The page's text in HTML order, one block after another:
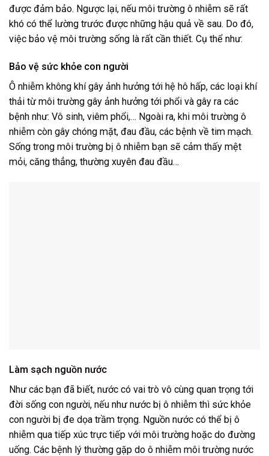
được đảm bảo. Ngược lại, nếu môi trường ô nhiễm sẽ rất
khó có thể lường trước được những hậu quả về sau. Do đó,
việc bảo vệ môi trường sống là rất cần thiết. Cụ thể như:
Bảo vệ sức khỏe con người
Ô nhiễm không khí gây ảnh hưởng tới hệ hô hấp, các loại khí
thải từ môi trường gây ảnh hưởng tới phổi và gây ra các
bệnh như: Vô sinh, viêm phổi,… Ngoài ra, khi môi trường ô
nhiễm còn gây chóng mặt, đau đầu, các bệnh về tim mạch.
Sống trong môi trường bị ô nhiễm bạn sẽ cảm thấy mệt
mỏi, căng thẳng, thường xuyên đau đầu…
Làm sạch nguồn nước
Như các bạn đã biết, nước có vai trò vô cùng quan trọng tới
đời sống con người, nếu như nước bị ô nhiễm thì sức khỏe
con người bị đe dọa trầm trọng. Nguồn nước có thể bị ô
nhiễm qua tiếp xúc trực tiếp với môi trường hoặc do đường
uống. Các bệnh lý thường gặp do ô nhiễm môi trường nước